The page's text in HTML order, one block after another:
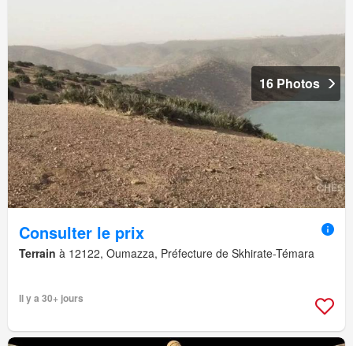
16 Photos
Consulter le prix
Terrain à 12122, Oumazza, Préfecture de Skhirate-Témara
Il y a 30+ jours